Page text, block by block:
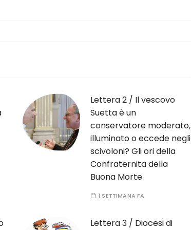
Lettera 2 / Il vescovo
Suetta è un
conservatore moderato,
illuminato o eccede negli
scivoloni? Gli ori della
Confraternita della
Buona Morte
1 SETTIMANA FA
Lettera 3 / Diocesi di